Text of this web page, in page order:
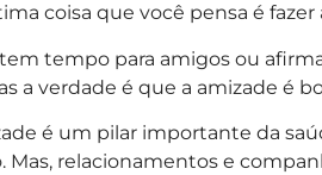
coisa que você pensa é fazer
tempo para amigos ou
a verdade é que a amizade é
é um pilar importante da
Mas, relacionamentos e